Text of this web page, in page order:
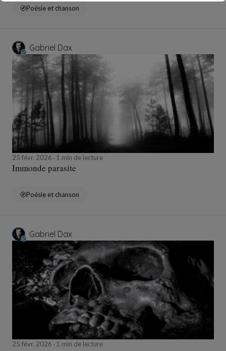
Poésie et chanson
Gabriel Dax
25 févr. 2026 1 min de lecture
Immonde parasite
Poésie et chanson
Gabriel Dax
25 févr. 2026 1 min de lecture